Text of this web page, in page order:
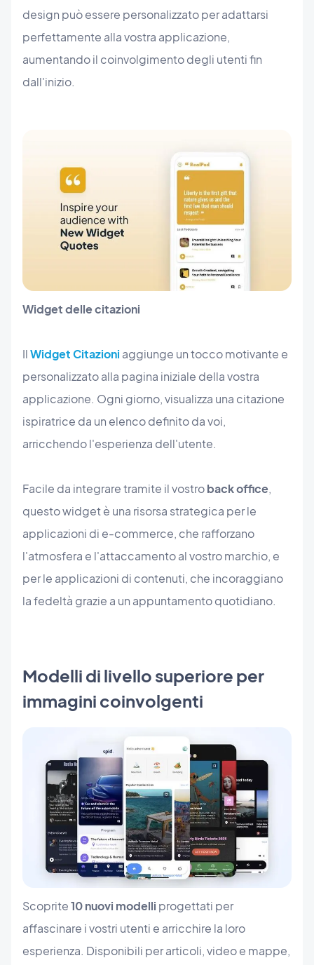
design può essere personalizzato per adattarsi
perfettamente alla vostra applicazione,
aumentando il coinvolgimento degli utenti fin
dall'inizio.
Widget delle citazioni
IlWidget Citazioni aggiunge un tocco motivante e
personalizzato alla pagina iniziale della vostra
applicazione. Ogni giorno, visualizza una citazione
ispiratrice da un elenco definito da voi,
arricchendo l'esperienza dell'utente.
Facile da integrare tramite il vostroback office,
questo widget è una risorsa strategica per le
applicazioni di e-commerce, che rafforzano
l'atmosfera e l'attaccamento al vostro marchio, e
per le applicazioni di contenuti, che incoraggiano
la fedeltà grazie a un appuntamento quotidiano.
Modelli di livello superiore per
immagini coinvolgenti
Scoprite10 nuovi modelli progettati per
affascinare i vostri utenti e arricchire la loro
esperienza. Disponibili per articoli, video e mappe,